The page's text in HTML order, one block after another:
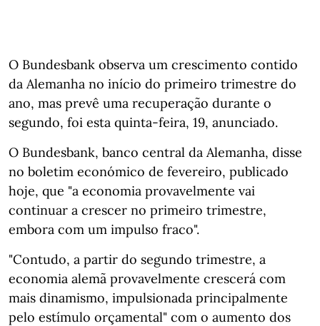
O Bundesbank observa um crescimento contido
da Alemanha no início do primeiro trimestre do
ano, mas prevê uma recuperação durante o
segundo, foi esta quinta-feira, 19, anunciado.
O Bundesbank, banco central da Alemanha, disse
no boletim económico de fevereiro, publicado
hoje, que "a economia provavelmente vai
continuar a crescer no primeiro trimestre,
embora com um impulso fraco".
"Contudo, a partir do segundo trimestre, a
economia alemã provavelmente crescerá com
mais dinamismo, impulsionada principalmente
pelo estímulo orçamental" com o aumento dos